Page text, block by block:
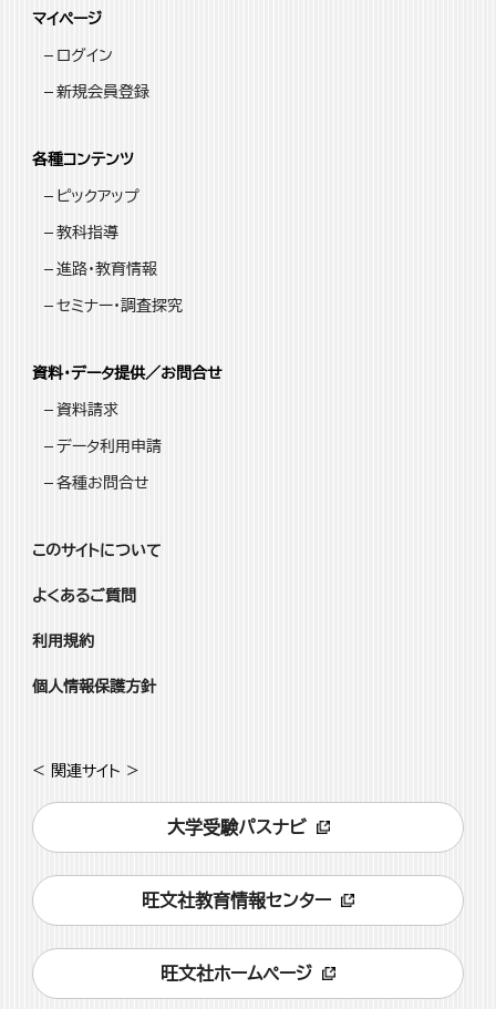
マイページ
ログイン
新規会員登録
各種コンテンツ
ピックアップ
教科指導
進路・教育情報
セミナー・調査探究
資料・データ提供／お問合せ
資料請求
データ利用申請
各種お問合せ
このサイトについて
よくあるご質問
利用規約
個人情報保護方針
< 関連サイト >
大学受験パスナビ
旺文社教育情報センター
旺文社ホームページ